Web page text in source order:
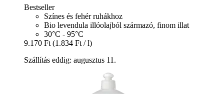
Bestseller
Színes és fehér ruhákhoz
Bio levendula illóolajból származó, finom illat
30°C - 95°C
9.170 Ft (1.834 Ft / l)
Szállítás eddig: augusztus 11.